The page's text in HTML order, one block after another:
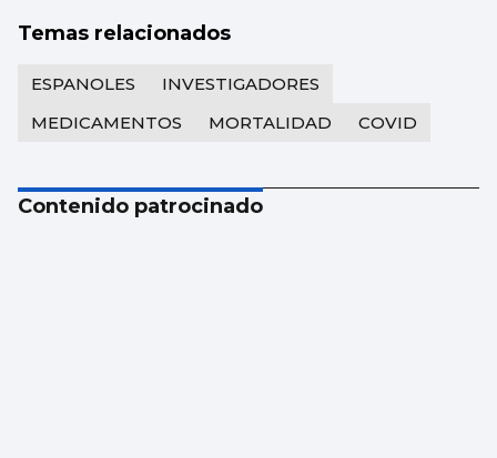
Temas relacionados
ESPANOLES
INVESTIGADORES
MEDICAMENTOS
MORTALIDAD COVID
Contenido patrocinado